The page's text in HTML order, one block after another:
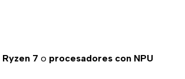
Ryzen 7 o procesadores con NPU